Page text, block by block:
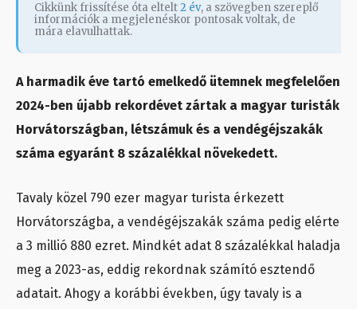
Cikkünk frissítése óta eltelt2 év, a szövegben szereplő
információk a megjelenéskor pontosak voltak, de
mára elavulhattak.
A harmadik éve tartó emelkedő ütemnek megfelelően
2024-ben újabb rekordévet zártak a magyar turisták
Horvátországban, létszámuk és a vendégéjszakák
száma egyaránt 8 százalékkal növekedett.
Tavaly közel 790 ezer magyar turista érkezett
Horvátországba, a vendégéjszakák száma pedig elérte
a 3 millió 880 ezret. Mindkét adat 8 százalékkal haladja
meg a 2023-as, eddig rekordnak számító esztendő
adatait. Ahogy a korábbi években, úgy tavaly is a